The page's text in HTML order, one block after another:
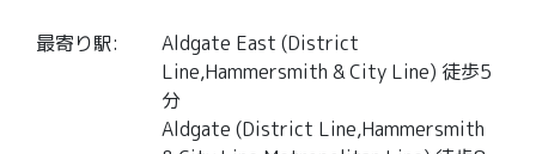
最寄り駅:
Aldgate East (District
Line,Hammersmith & City Line) 徒歩5
分
Aldgate (District Line,Hammersmith